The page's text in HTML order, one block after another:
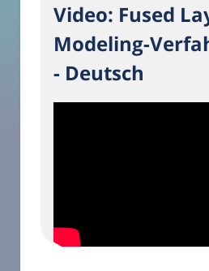
Video: Fused
Modeling-
- Deutsch